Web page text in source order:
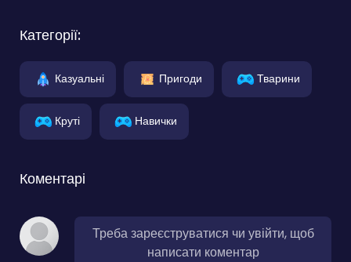
Категорії:
Казуальні Пригоди Тварини
Круті Навички
Коментарі
Треба зареєструватися чи увійти, щоб
написати коментар